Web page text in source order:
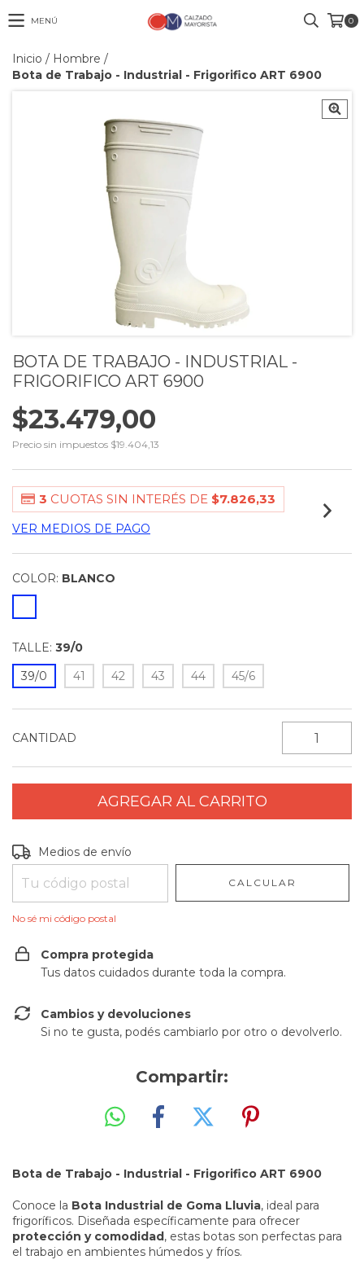
MENÚ 0
Inicio / Hombre /
Bota de Trabajo - Industrial - Frigorifico ART 6900
BOTA DE TRABAJO - INDUSTRIAL -
FRIGORIFICO ART 6900
$23.479,00
Precio sin impuestos $19.404,13
3 CUOTAS SIN INTERÉS DE $7.826,33
VER MEDIOS DE PAGO
COLOR: BLANCO
TALLE: 39/0
39/0
41 42 43 44 45/6
CANTIDAD
Entregas para el CP:
Medios de envío
CALCULAR
No sé mi código postal
Compra protegida
Tus datos cuidados durante toda la compra.
Cambios y devoluciones
Si no te gusta, podés cambiarlo por otro o devolverlo.
Compartir:
Bota de Trabajo - Industrial - Frigorifico ART 6900
Conoce la Bota Industrial de Goma Lluvia, ideal para
frigoríficos. Diseñada específicamente para ofrecer
protección y comodidad, estas botas son perfectas para
el trabajo en ambientes húmedos y fríos.